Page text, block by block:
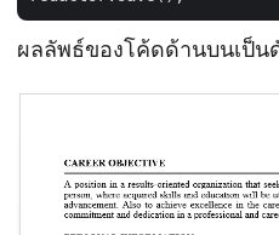
ผลลัพธ์ของโค้ดด้านบนเป็น